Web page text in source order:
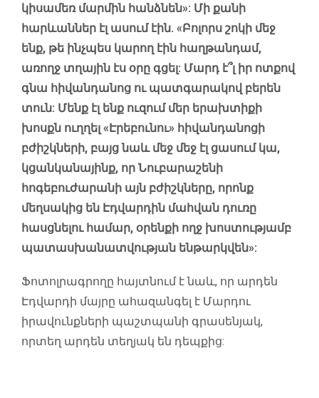
կիսամեռ մարմին հանձնեն»: Մի քանի
հարևաններ էլ ասում էին. «Բոլորս շոկի մեջ
ենք, թե ինչպես կարող էին հաղթանդամ,
առողջ տղային էս օրը գցել: Մարդ է՞լ իր ոտքով
գնա հիվանդանոց ու պատգարակով բերեն
տուն: Մենք էլ ենք ուզում մեր երախտիքի
խոսքն ուղղել «Էրեբունու» հիվանդանոցի
բժիշկների, բայց նաև մեջ մեջ էլ ցասում կա,
կցանկանայինք, որ Նուբարաշենի
հոգեբուժարանի այն բժիշկները, որոնք
մեղսակից են Էդվարդին մահվան դուռը
հասցնելու համար, օրենքի ողջ խոստությամբ
պատասխանատվության ենթարկվեն»:
Ֆոտոլրագրողը հայտնում է նաև, որ արդեն
Էդվարդի մայրը ահազանգել է Մարդու
իրավունքների պաշտպանի գրասենյակ,
որտեղ արդեն տեղյակ են դեպքից: